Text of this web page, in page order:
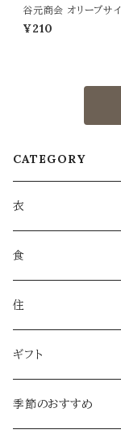
谷元商会 オリーブサ
¥210
CATEGORY
衣
衣類
服飾雑貨
服飾小物／その他
食
菓子
飲みもの
麺類・麺
住
日用品
本・音楽
ギフト
ラッピング
季節のおすすめ